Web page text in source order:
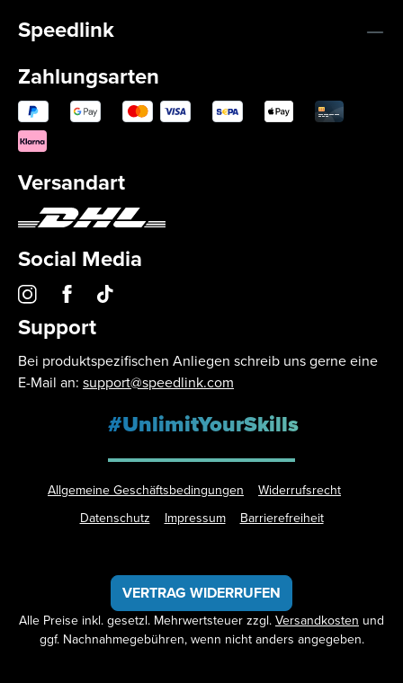
Speedlink
Zahlungsarten
Versandart
Social Media
Support
Bei produktspezifischen Anliegen schreib uns gerne eine
E-Mail an: support@speedlink.com
#UnlimitYourSkills
Allgemeine Geschäftsbedingungen
Widerrufsrecht
Datenschutz
Impressum Barrierefreiheit
VERTRAG WIDERRUFEN
Alle Preise inkl. gesetzl. Mehrwertsteuer zzgl.Versandkosten und
ggf. Nachnahmegebühren, wenn nicht anders angegeben.